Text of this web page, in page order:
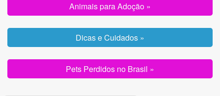
Animais para Adoção »
Dicas e Cuidados »
Pets Perdidos no Brasil »